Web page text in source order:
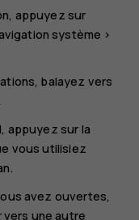
appuyez sur
système >
balayez vers
appuyez sur la
vous utilisiez
avez ouvertes,
vers une autre